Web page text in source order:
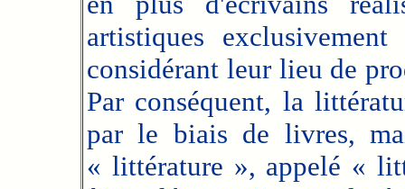
artistiques
considérant leur lieu de
Par conséquent, la
par le biais de livres,
« littérature », appelé «